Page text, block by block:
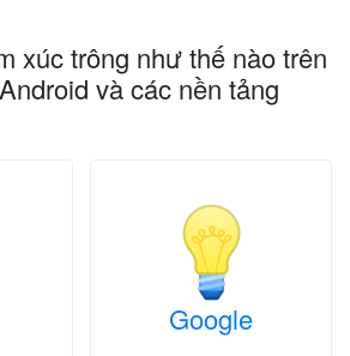
xúc trông như thế nào trên
và các nền tảng
Google